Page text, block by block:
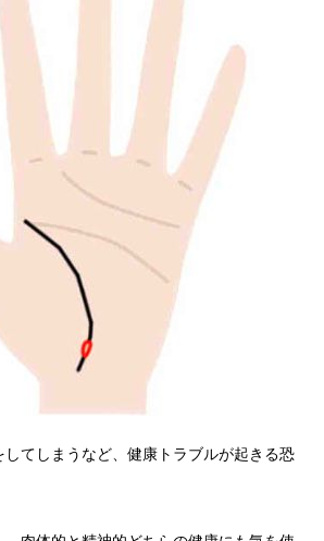
てしまうなど、健康トラブルが起きる恐